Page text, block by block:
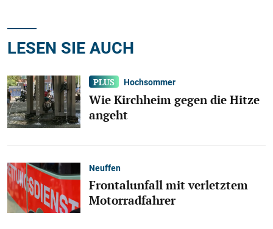
LESEN SIE AUCH
Hochsommer
Wie Kirchheim gegen die Hitze
angeht
Neuffen
Frontalunfall mit verletztem
Motorradfahrer